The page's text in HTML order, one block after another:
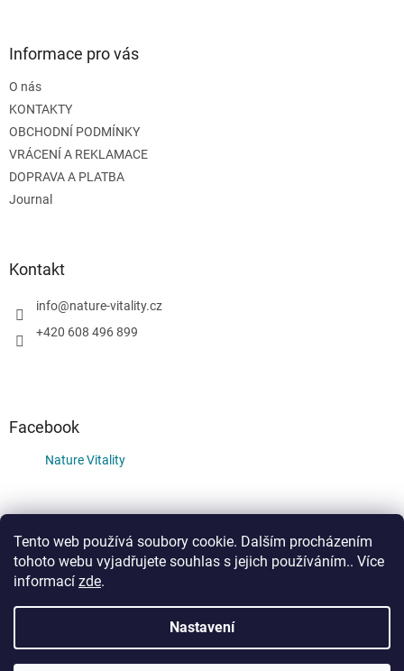
Tento web používá soubory cookie. Dalším procházením
tohoto webu vyjadřujete souhlas s jejich používáním.. Více
informací zde.
Nastavení
Informace pro vás
O nás
KONTAKTY
OBCHODNÍ PODMÍNKY
VRÁCENÍ A REKLAMACE
DOPRAVA A PLATBA
Journal
Kontakt
info@nature-vitality.cz
+420 608 496 899
Facebook
Nature Vitality
Instagram
Vytvořil Shoptet